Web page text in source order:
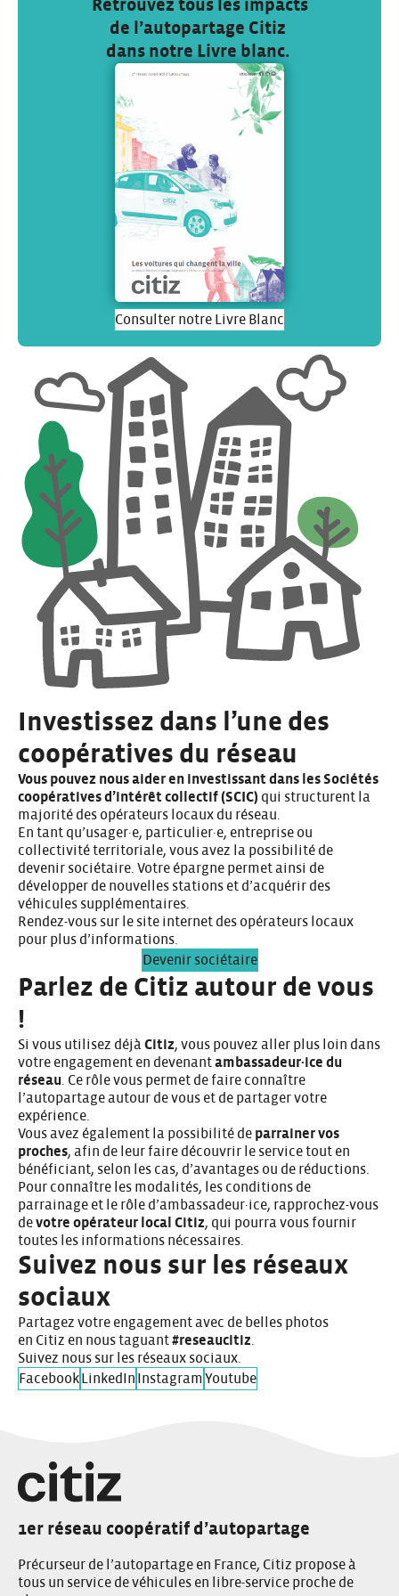
Retrouvez tous les impacts
de l’autopartage Citiz
dans notre Livre blanc.
Consulter notre Livre Blanc
Investissez dans l’une des
coopératives du réseau
Vous pouvez nous aider en investissant dans les Sociétés
coopératives d’intérêt collectif (SCIC) qui structurent la
majorité des opérateurs locaux du réseau.
En tant qu’usager·e, particulier·e, entreprise ou
collectivité territoriale, vous avez la possibilité de
devenir sociétaire. Votre épargne permet ainsi de
développer de nouvelles stations et d’acquérir des
véhicules supplémentaires.
Rendez-vous sur le site internet des opérateurs locaux
pour plus d’informations.
Devenir sociétaire
Parlez de Citiz autour de vous
!
Si vous utilisez déjà Citiz, vous pouvez aller plus loin dans
votre engagement en devenantambassadeur·ice du
réseau . Ce rôle vous permet de faire connaître
l’autopartage autour de vous et de partager votre
expérience.
Vous avez également la possibilité de parrainer vos
proches, afin de leur faire découvrir le service tout en
bénéficiant, selon les cas, d’avantages ou de réductions.
Pour connaître les modalités, les conditions de
parrainage et le rôle d’ambassadeur·ice, rapprochez-vous
devotre opérateur local Citiz, qui pourra vous fournir
toutes les informations nécessaires.
Suivez nous sur les réseaux
sociaux
Partagez votre engagement avec de belles photos
en Citiz en nous taguant#reseaucitiz
Suivez nous sur les réseaux sociaux.
Facebook
LinkedIn InstagramYoutube
1er réseau coopératif d’autopartage
Précurseur de l’autopartage en France, Citiz propose à
tous un service de véhicules en libre-service proche de